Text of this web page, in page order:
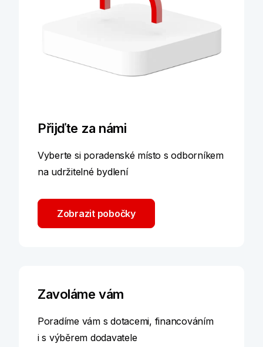
Přijďte za námi
Vyberte si poradenské místo s odborníkem
na udržitelné bydlení
Zobrazit pobočky
Zavoláme vám
Poradíme vám s dotacemi, financováním
i s výběrem dodavatele